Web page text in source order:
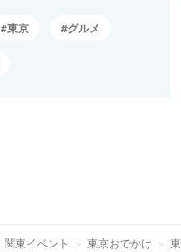
東京 グルメ
関東イベント 東京おでかけ